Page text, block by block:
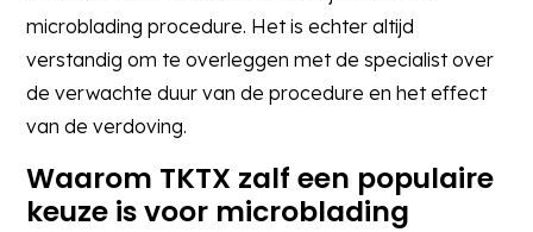
microblading procedure. Het is echter altijd
verstandig om te overleggen met de specialist over
de verwachte duur van de procedure en het effect
van de verdoving.
Waarom TKTX zalf een populaire
keuze is voor microblading